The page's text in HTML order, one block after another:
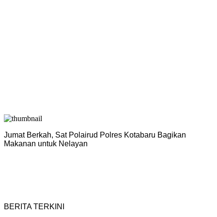
Jumat Berkah, Sat Polairud Polres Kotabaru Bagikan
Makanan untuk Nelayan
BERITA TERKINI